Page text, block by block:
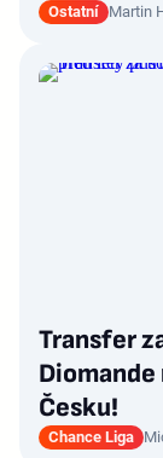
Ostatní Martin
Transfer
Česku!
Chance Liga